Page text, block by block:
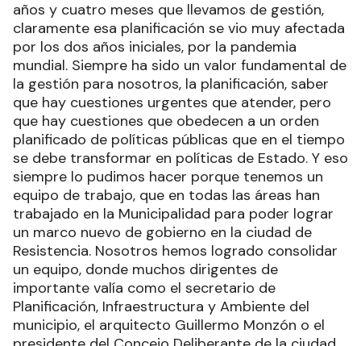
años y cuatro meses que llevamos de gestión,
claramente esa planificación se vio muy afectada
por los dos años iniciales, por la pandemia
mundial. Siempre ha sido un valor fundamental de
la gestión para nosotros, la planificación, saber
que hay cuestiones urgentes que atender, pero
que hay cuestiones que obedecen a un orden
planificado de políticas públicas que en el tiempo
se debe transformar en políticas de Estado. Y eso
siempre lo pudimos hacer porque tenemos un
equipo de trabajo, que en todas las áreas han
trabajado en la Municipalidad para poder lograr
un marco nuevo de gobierno en la ciudad de
Resistencia. Nosotros hemos logrado consolidar
un equipo, donde muchos dirigentes de
importante valía como el secretario de
Planificación, Infraestructura y Ambiente del
municipio, el arquitecto Guillermo Monzón o el